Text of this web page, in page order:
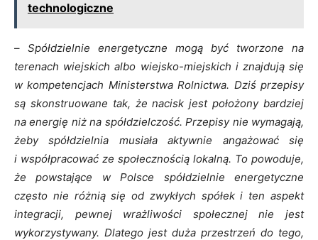
technologiczne
– Spółdzielnie energetyczne mogą być tworzone na
terenach wiejskich albo wiejsko-miejskich i znajdują się
w kompetencjach Ministerstwa Rolnictwa. Dziś przepisy
są skonstruowane tak, że nacisk jest położony bardziej
na energię niż na spółdzielczość. Przepisy nie wymagają,
żeby spółdzielnia musiała aktywnie angażować się
i współpracować ze społecznością lokalną. To powoduje,
że powstające w Polsce spółdzielnie energetyczne
często nie różnią się od zwykłych spółek i ten aspekt
integracji, pewnej wrażliwości społecznej nie jest
wykorzystywany. Dlatego jest duża przestrzeń do tego,